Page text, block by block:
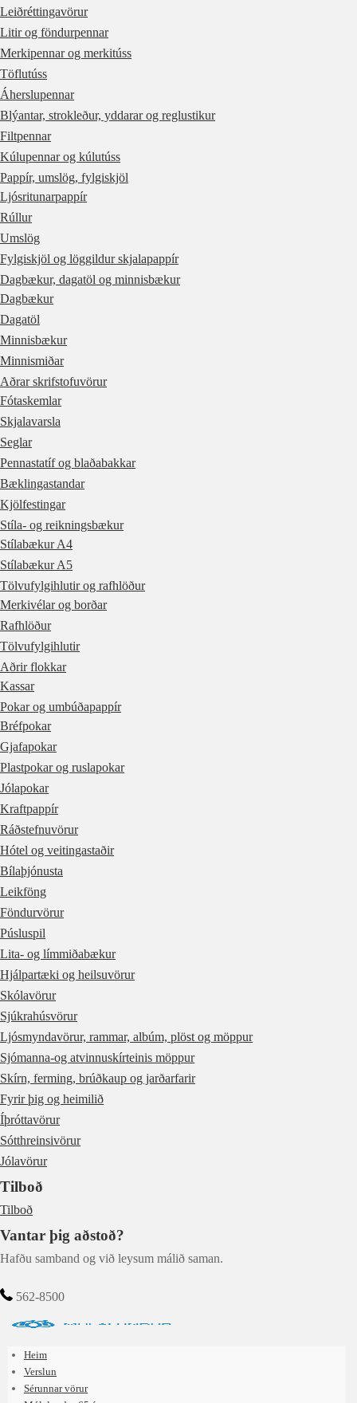
Leiðréttingavörur
Litir og föndurpennar
Merkipennar og merkitúss
Töflutúss
Áherslupennar
Blýantar, strokleður, yddarar og reglustikur
Filtpennar
Kúlupennar og kúlutúss
Pappír, umslög, fylgiskjöl
Ljósritunarpappír
Rúllur
Umslög
Fylgiskjöl og löggildur skjalapappír
Dagbækur, dagatöl og minnisbækur
Dagbækur
Dagatöl
Minnisbækur
Minnismiðar
Aðrar skrifstofuvörur
Fótaskemlar
Skjalavarsla
Seglar
Pennastatíf og blaðabakkar
Bæklingastandar
Kjölfestingar
Stíla- og reikningsbækur
Stílabækur A4
Stílabækur A5
Tölvufylgihlutir og rafhlöður
Merkivélar og borðar
Rafhlöður
Tölvufylgihlutir
Aðrir flokkar
Kassar
Pokar og umbúðapappír
Bréfpokar
Gjafapokar
Plastpokar og ruslapokar
Jólapokar
Kraftpappír
Ráðstefnuvörur
Hótel og veitingastaðir
Bílaþjónusta
Leikföng
Föndurvörur
Púsluspil
Lita- og límmiðabækur
Hjálpartæki og heilsuvörur
Skólavörur
Sjúkrahúsvörur
Ljósmyndavörur, rammar, albúm, plöst og möppur
Sjómanna-og atvinnuskírteinis möppur
Skírn, ferming, brúðkaup og jarðarfarir
Fyrir þig og heimilið
Íþróttavörur
Sótthreinsivörur
Jólavörur
Tilboð
Tilboð
Vantar þig aðstoð?
Hafðu samband og við leysum málið saman.
562-8500
Heim
Verslun
Sérunnar vörur